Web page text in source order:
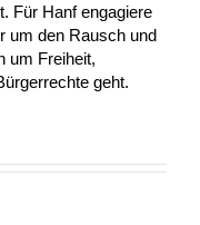
Für Hanf engagiere
um den Rausch und
um Freiheit,
geht.